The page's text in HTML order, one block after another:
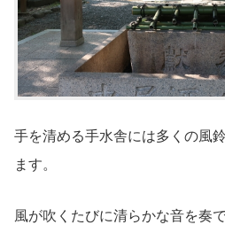
手を清める手水舎には多くの風
ます。
風が吹くたびに清らかな音を奏